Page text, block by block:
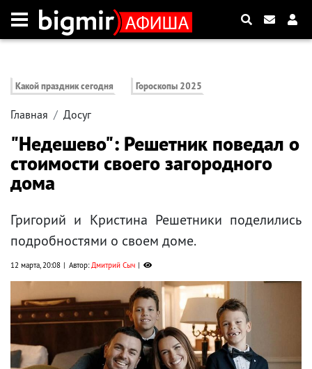
Какой праздник сегодня Гороскопы 2025
Главная Досуг
"Недешево": Решетник поведал о
стоимости своего загородного
дома
Григорий и Кристина Решетники поделились
подробностями о своем доме.
12 марта, 20:08 Автор:Дмитрий Сыч